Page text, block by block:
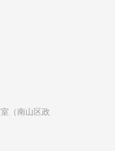
（南山区政